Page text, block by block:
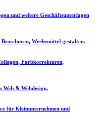
und weitere Geschäftsunterlagen
Werbemittel gestalten.
Farbkorrekturen,
Web & Webdesign.
für Kleinunternehmen und